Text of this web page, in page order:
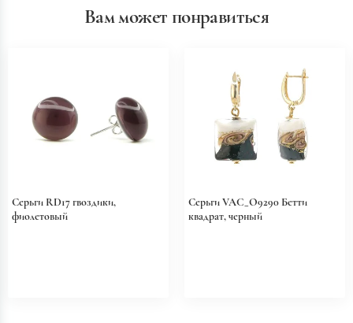
Вам может понравиться
Серьги RD17 гвоздики,
фиолетовый
Серьги VAC_O9290 Бетти
квадрат, черный